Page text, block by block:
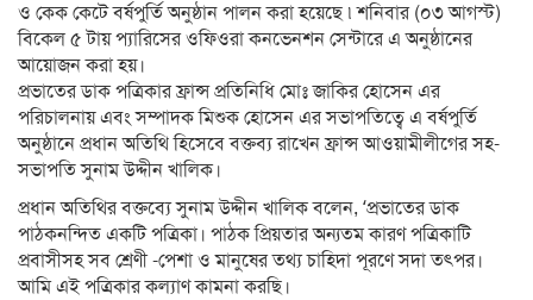
ও কেক কেটে বর্ষপুর্তি অনুষ্ঠান পালন করা হয়েছে ৷ শনিবার (০৩ আগস্ট)
বিকেল ৫ টায় প্যারিসের ওফিওরা কনভেনশন সেন্টারে এ অনুষ্ঠানের
আয়োজন করা হয়।
প্রভাতের ডাক পত্রিকার ফ্রান্স প্রতিনিধি মোঃ জাকির হোসেন এর
পরিচালনায় এবং সম্পাদক মিশুক হোসেন এর সভাপতিত্বে এ বর্ষপুর্তি
অনুষ্ঠানে প্রধান অতিথি হিসেবে বক্তব্য রাখেন ফ্রান্স আওয়ামীলীগের সহ-
সভাপতি সুনাম উদ্দীন খালিক।
প্রধান অতিথির বক্তব্যে সুনাম উদ্দীন খালিক বলেন, ‘প্রভাতের ডাক
পাঠকনন্দিত একটি পত্রিকা। পাঠক প্রিয়তার অন্যতম কারণ পত্রিকাটি
প্রবাসীসহ সব শ্রেণী -পেশা ও মানুষের তথ্য চাহিদা পূরণে সদা তৎপর।
আমি এই পত্রিকার কল্যাণ কামনা করছি।